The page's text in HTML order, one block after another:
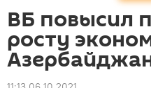
ВБ повысил
росту